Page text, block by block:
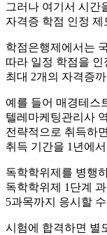
그러나 여기서 시간
자격증 학점 인정
학점은행제에서는
따라 일정 학점을
최대 2개의 자격증
예를 들어 매경테스
텔레마케팅관리사
전략적으로 취득하
취득 기간을 1년에
독학학위제를 병행
독학학위제 1단계
5과목까지 응시할
시험에 합격하면 별